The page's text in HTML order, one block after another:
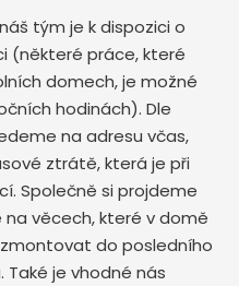
tým je k dispozici o
(některé práce, které
domech, je možné
hodinách). Dle
na adresu včas,
ztrátě, která je při
Společně si projdeme
věcech, které v domě
do posledního
Také je vhodné nás